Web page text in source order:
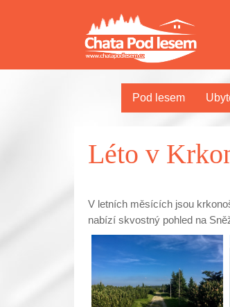
Pod lesem
Léto v
V letních měsících jsou
nabízí skvostný pohled na